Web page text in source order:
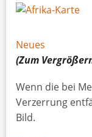
Neues
(Zum
Wenn die bei
Verzerrung
Bild.